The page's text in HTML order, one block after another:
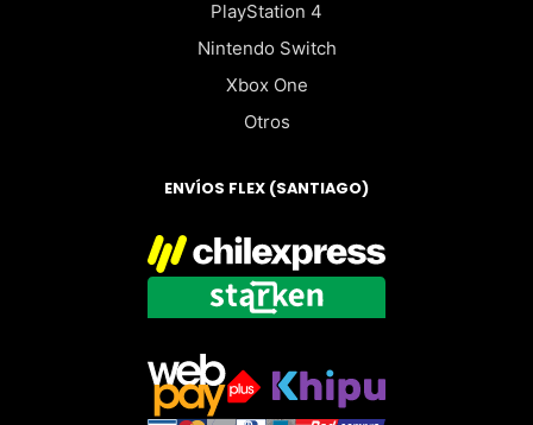
PlayStation 4
Nintendo Switch
Xbox One
Otros
ENVÍOS FLEX (SANTIAGO)